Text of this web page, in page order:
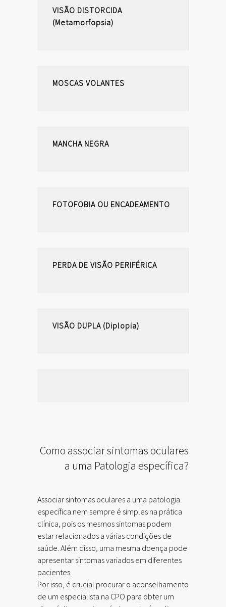
VISÃO DISTORCIDA
(Metamorfopsia)
MOSCAS VOLANTES
MANCHA NEGRA
FOTOFOBIA OU ENCADEAMENTO
PERDA DE VISÃO PERIFÉRICA
VISÃO DUPLA (Diplopia)
Como associar sintomas oculares
a uma Patologia específica?
Associar sintomas oculares a uma patologia
específica nem sempre é simples na prática
clínica, pois os mesmos sintomas podem
estar relacionados a várias condições de
saúde. Além disso, uma mesma doença pode
apresentar sintomas variados em diferentes
pacientes.
Por isso, é crucial procurar o aconselhamento
de um especialista na CPO para obter um